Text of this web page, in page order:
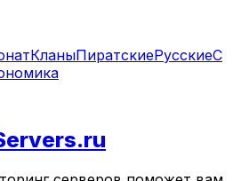
КланыПиратскиеРусскиеС